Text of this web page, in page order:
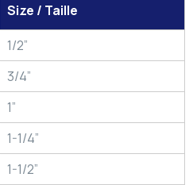
Size / Taille
1/2”
3/4”
1”
1-1/4”
1-1/2”